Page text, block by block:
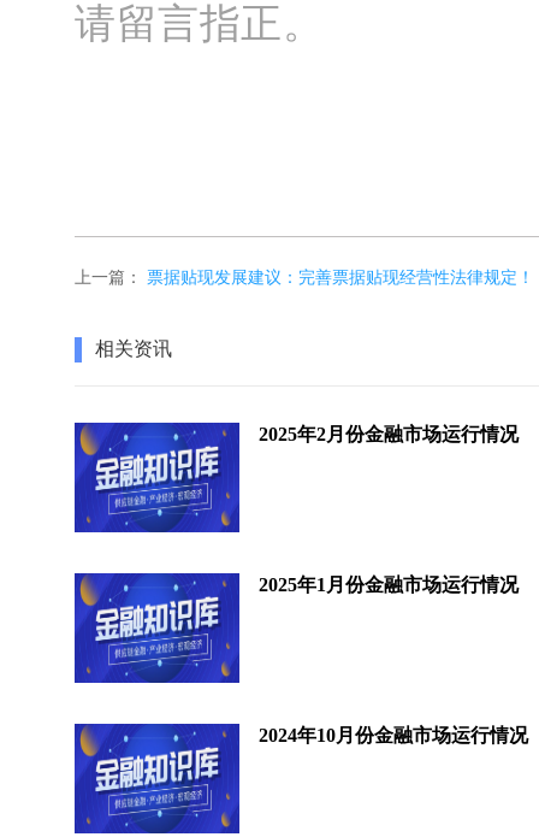
请留言指正。
上一篇： 票据贴现发展建议：完善票据贴现经营性法律规定！
相关资讯
2025年2月份金融市场运行情况
2025年1月份金融市场运行情况
2024年10月份金融市场运行情况